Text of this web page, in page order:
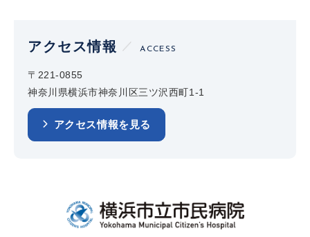
アクセス情報 ACCESS
〒221-0855
神奈川県横浜市神奈川区三ツ沢西町1-1
アクセス情報を見る